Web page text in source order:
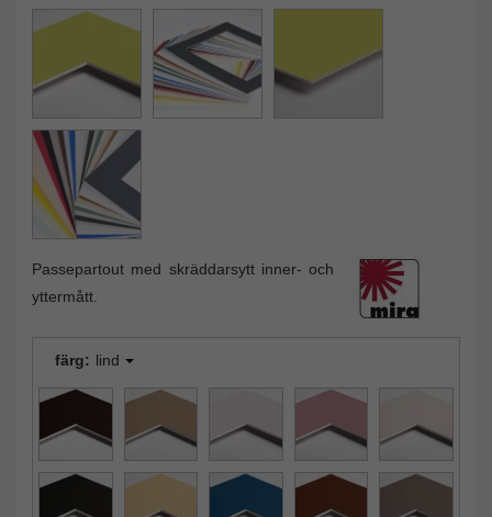
Passepartout med skräddarsytt inner- och
yttermått.
färg: lind